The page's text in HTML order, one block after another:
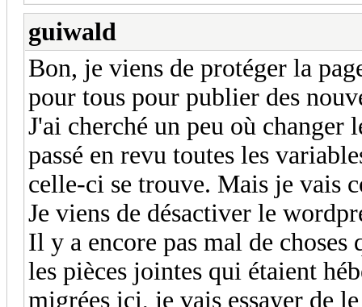
guiwald
Bon, je viens de protéger la
pour tous pour publier des
J'ai cherché un peu où
passé en revu toutes les
celle-ci se trouve. Mais je vais
Je viens de désactiver le
Il y a encore pas mal de
les pièces jointes qui étaient
migrées ici, je vais essayer de